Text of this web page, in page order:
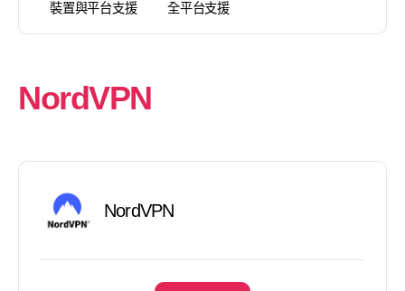
裝置與平台支援 全平台支援
NordVPN
NordVPN